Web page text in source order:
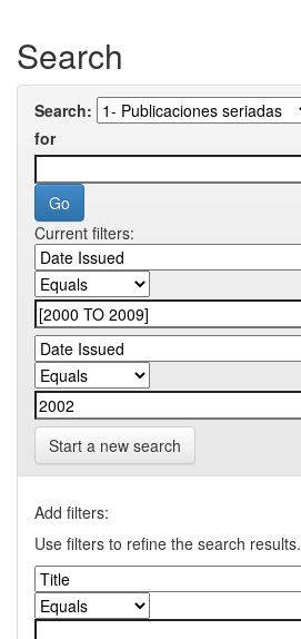
Search
Search:
for
Current filters:
Start a new search
Add filters:
Use filters to refine the search results.